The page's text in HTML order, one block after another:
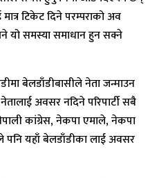
टिकेट दिने परम्पराको अव
यो समस्या समाधान हुन सक्ने
बेलडाँडीबासीले नेता जन्माउन
अवसर नदिने परिपार्टी सबै
कांग्रेस, नेकपा एमाले, नेकपा
यहाँ बेलडाँडीका लाई अवसर